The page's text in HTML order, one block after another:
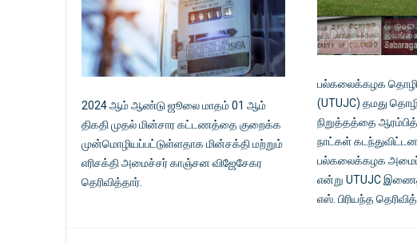
2024 ஆம் ஆண்டு ஜூலை மாதம் 01 ஆம்
திகதி முதல் மின்சார கட்டணத்தை குறைக்க
முன்மொழியப்பட்டுள்ளதாக மின்சக்தி மற்றும்
எரிசக்தி அமைச்சர் காஞ்சன விஜேசேகர
தெரிவித்தார்.
பல்கலைக்கழக
(UTUJC) தமது
நிறுத்தத்தை
நாட்கள்
பல்கலைக்கழக
என்று UTUJC
எஸ். பிரியந்த